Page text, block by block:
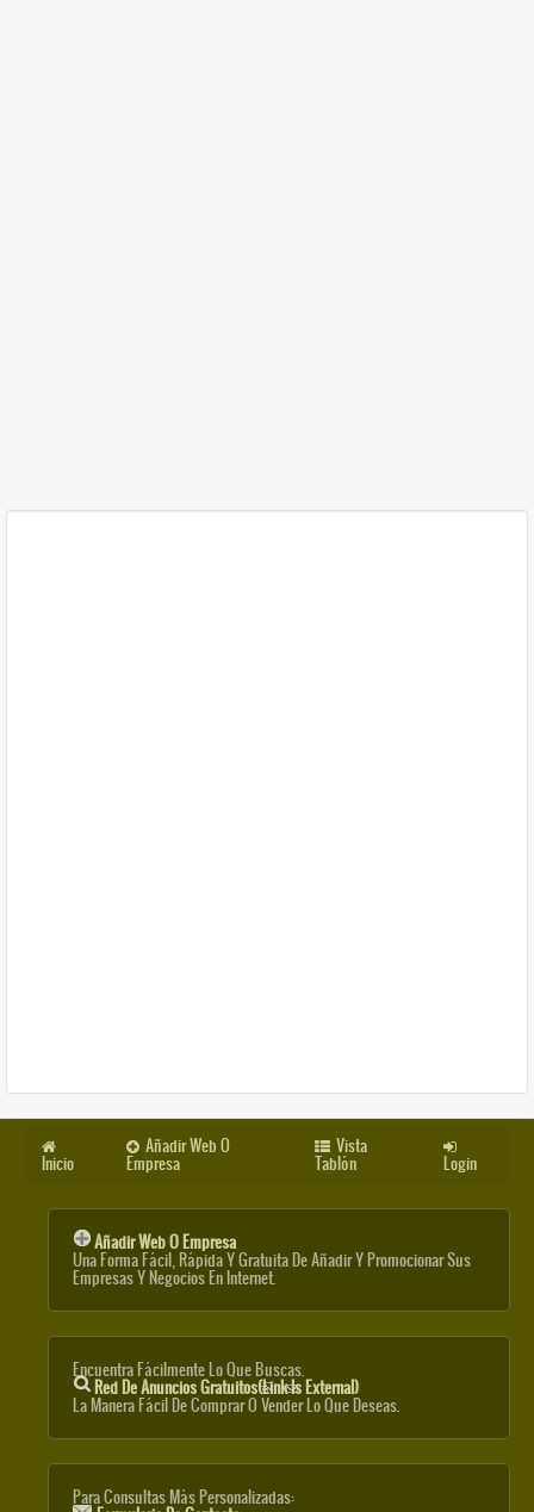
Inicio
Añadir Web O
Empresa
Vista
Tablón Login
Añadir Web O Empresa
Una Forma Fácil, Rápida Y Gratuita De Añadir Y Promocionar Sus
Empresas Y Negocios En Internet.
Encuentra Fácilmente Lo Que Buscas.
Red De Anuncios Gratuitos(link Is External)
La Manera Fácil De Comprar O Vender Lo Que Deseas.
Para Consultas Más Personalizadas: